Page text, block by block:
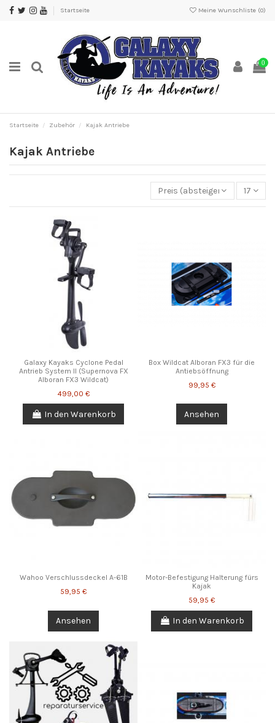
Startseite Meine Wunschliste (0)
0
Startseite Zubehör Kajak Antriebe
Kajak Antriebe
Preis (absteigend) 17
Galaxy Kayaks Cyclone Pedal
Antrieb System II (Supernova FX
Alboran FX3 Wildcat)
499,00 €
In den Warenkorb
Box Wildcat Alboran FX3 für die
Antiebsöffnung
99,95 €
Ansehen
Wahoo Verschlussdeckel A-61B
59,95 €
Ansehen
Motor-Befestigung Halterung fürs
Kajak
59,95 €
In den Warenkorb